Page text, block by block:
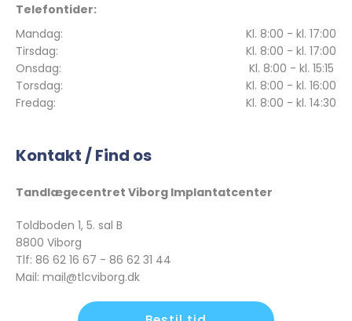
Telefontider:
Mandag:
Tirsdag:
Onsdag:
Torsdag:
Fredag:
Kl. 8:00 - kl. 17:00
Kl. 8:00 - kl. 17:00
Kl. 8:00 - kl. 15:15
Kl. 8:00 - kl. 16:00
Kl. 8:00 - kl. 14:30
Kontakt / Find os
Tandlægecentret Viborg Implantatcenter
Toldboden 1, 5. sal B
8800 Viborg
Tlf: 86 62 16 67 - 86 62 31 44
Mail: mail@tlcviborg.dk